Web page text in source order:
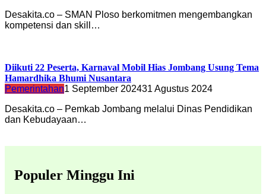
Desakita.co – SMAN Ploso berkomitmen mengembangkan
kompetensi dan skill…
Diikuti 22 Peserta, Karnaval Mobil Hias Jombang Usung Tema
Hamardhika Bhumi Nusantara
Pemerintahan1 September 202431 Agustus 2024
Desakita.co – Pemkab Jombang melalui Dinas Pendidikan
dan Kebudayaan…
Populer Minggu Ini